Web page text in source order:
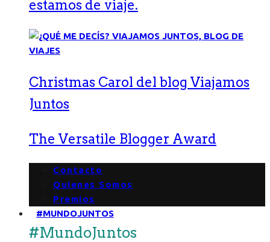
estamos de viaje.
Christmas Carol del blog Viajamos
Juntos
The Versatile Blogger Award
Contacto
Quienes Somos
Premios
#MUNDOJUNTOS
#MundoJuntos